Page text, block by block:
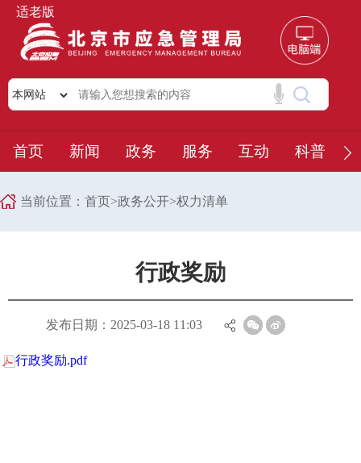
适老版
首页 新闻 政务 服务 互动 科普
当前位置： 首页>政务公开>权力清单
行政奖励
发布日期：2025-03-18 11:03
行政奖励.pdf